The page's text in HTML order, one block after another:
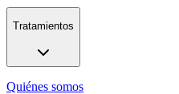
Tratamientos
Quiénes somos